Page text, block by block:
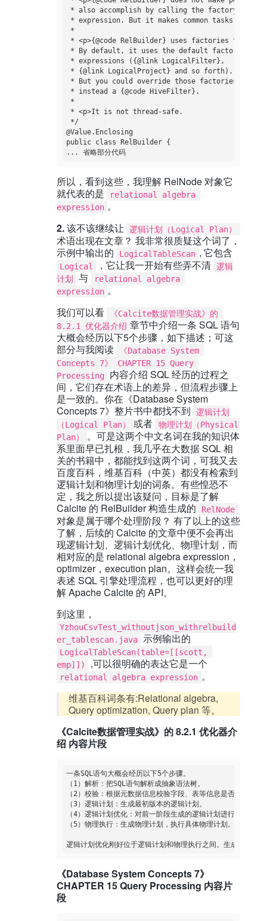
* also accomplish by calling the factory
* expression. But it makes common tasks more
*
* <p>{@code RelBuilder} uses factories to
* By default, it uses the default factories,
* expressions ({@link LogicalFilter},
* {@link LogicalProject} and so forth).
* But you could override those factories so
* instead a {@code HiveFilter}.
*
* <p>It is not thread-safe.
*/
@Value.Enclosing
public class RelBuilder {
... 省略部分代码
所以，看到这些，我理解 RelNode 对象它
就代表的是
relational algebra
expression 。
2.该不该继续让 逻辑计划（Logical Plan）
术语出现在文章？ 我非常很质疑这个词了，
示例中输出的
LogicalTableScan , 它包含
Logical ，它让我一开始有些弄不清 逻辑
计划
与
relational algebra
expression 。
我们可以看
《Calcite数据管理实战》的
8.2.1 优化器介绍 章节中介绍一条 SQL 语句
大概会经历以下5个步骤，如下描述；可这
部分与我阅读
《Database System
Concepts 7》 CHAPTER 15 Query
Processing
内容介绍 SQL 经历的过程之
间，它们存在术语上的差异，但流程步骤上
是一致的。你在《Database System
Concepts 7》整片书中都找不到
逻辑计划
（Logical Plan）
或者
物理计划（Physical
Plan）
。可是这两个中文名词在我的知识体
系里面早已扎根，我几乎在大数据 SQL 相
关的书籍中，都能找到这两个词，可我又去
百度百科，维基百科（中英）都没有检索到
逻辑计划和物理计划的词条。有些惶恐不
定，我之所以提出该疑问，目标是了解
Calcite 的 RelBuilder 构造生成的
RelNode
对象是属于哪个处理阶段？ 有了以上的这些
了解，后续的 Calcite 的文章中便不会再出
现逻辑计划、逻辑计划优化、物理计划，而
相对应的是 relational algebra expression，
optimizer，execution plan。这样会统一我
表述 SQL 引擎处理流程，也可以更好的理
解 Apache Calcite 的 API。
到这里，
YzhouCsvTest_withoutjson_withrelbuild
er_tablescan.java 示例输出的
LogicalTableScan(table=[[scott,
emp]])
,可以很明确的表达它是一个
relational algebra expression 。
维基百科词条有:Relational algebra,
Query optimization, Query plan 等。
《Calcite数据管理实战》的 8.2.1 优化器介
绍 内容片段
一条SQL语句大概会经历以下5个步骤。
（1）解析：把SQL语句解析成抽象语法树。
（2）校验：根据元数据信息校验字段、表等信息是否合法。
（3）逻辑计划：生成最初版本的逻辑计划。
（4）逻辑计划优化：对前一阶段生成的逻辑计划进行进一步优
（5）物理执行：生成物理计划，执行具体物理计划。
《Database System Concepts 7》
CHAPTER 15 Query Processing 内容片
段